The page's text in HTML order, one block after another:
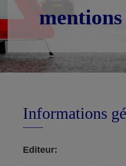
mentions
Informations
Editeur: